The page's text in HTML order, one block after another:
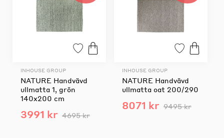
INHOUSE GROUP
NATURE Handvävd
ullmatta 1, grön
140x200 cm
3991 kr 4695 kr
INHOUSE GROUP
NATURE Handvävd
ullmatta oat 200/290
8071 kr 9495 kr